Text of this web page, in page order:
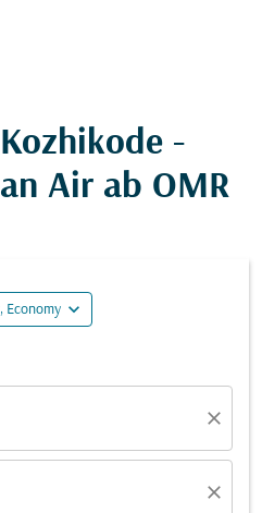
-
Air ab OMR
Economy expand_more
close
close